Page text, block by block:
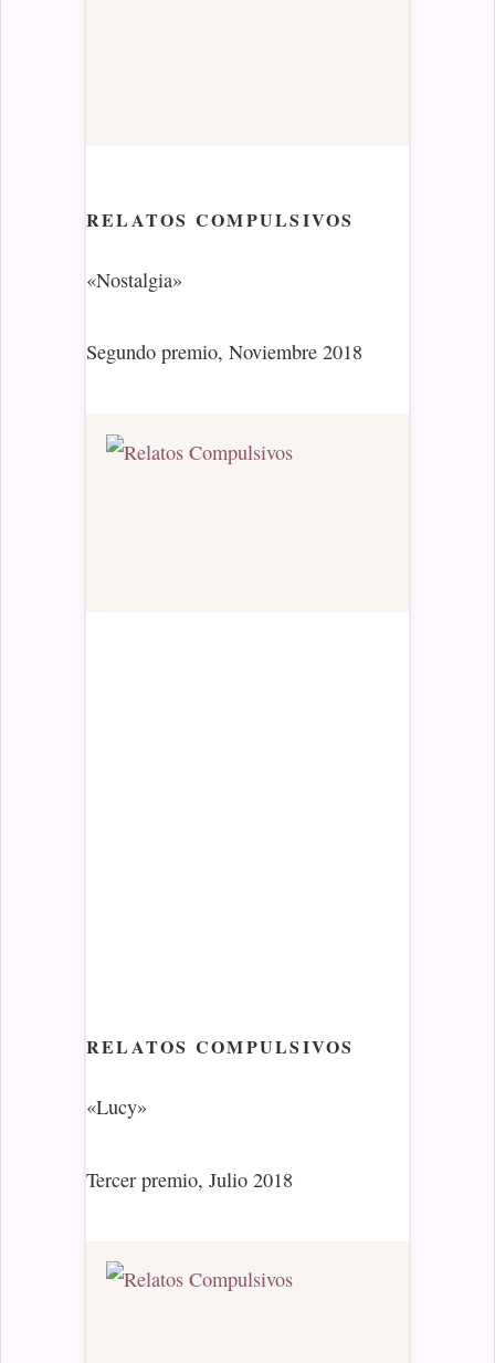
RELATOS COMPULSIVOS
«Nostalgia»
Segundo premio, Noviembre 2018
RELATOS COMPULSIVOS
«Lucy»
Tercer premio, Julio 2018